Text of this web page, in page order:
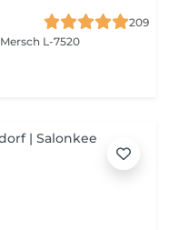
209
Mersch L-7520